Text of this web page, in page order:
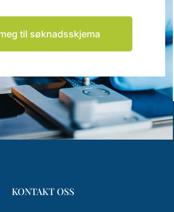
til søknadsskjema
KONTAKT OSS